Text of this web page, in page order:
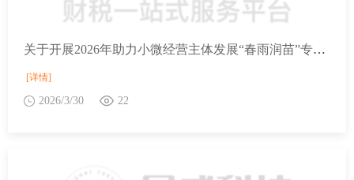
关于开展2026年助力小微经营主体发展“春雨润苗”专项行动的通知
[详情]
2026/3/30 22